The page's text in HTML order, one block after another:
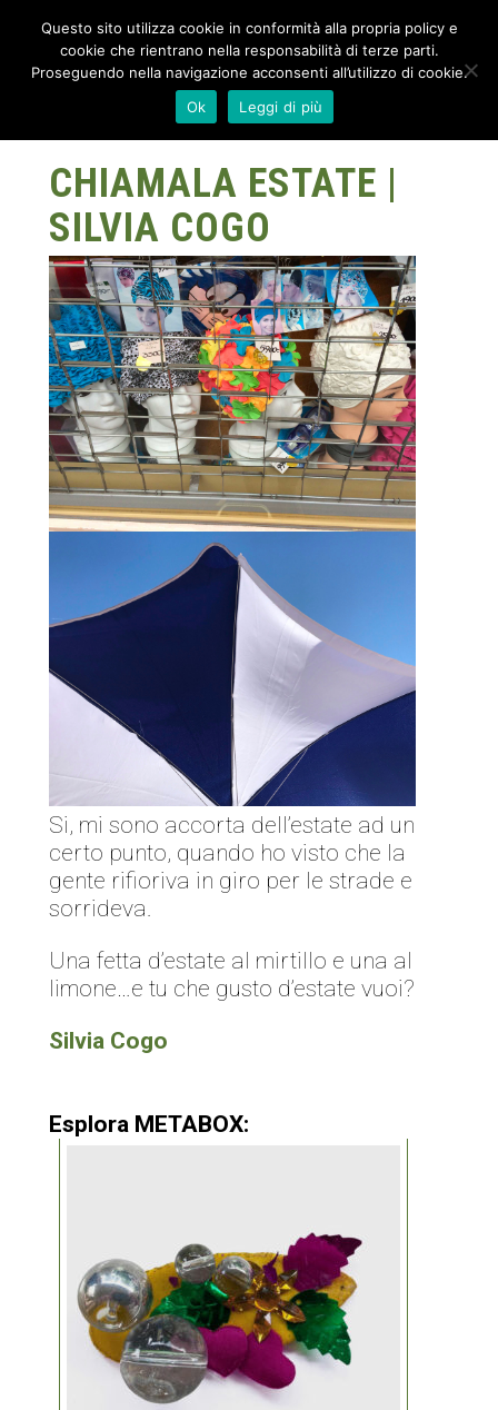
CHIAMALA ESTATE |
SILVIA COGO
Si, mi sono accorta dell’estate ad un
certo punto, quando ho visto che la
gente rifioriva in giro per le strade e
sorrideva.
Una fetta d’estate al mirtillo e una al
limone…e tu che gusto d’estate vuoi?
Silvia Cogo
Esplora METABOX:
Questo sito utilizza cookie in conformità alla propria policy e
cookie che rientrano nella responsabilità di terze parti.
Proseguendo nella navigazione acconsenti all’utilizzo di cookie.
Ok
Leggi di più